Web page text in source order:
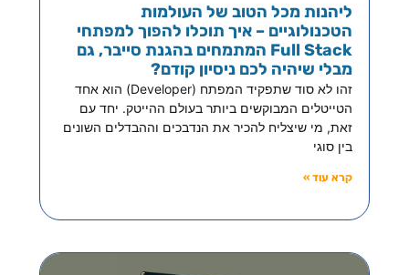
ליהנות מכל הטוב של העולמות
הטכנולוגיים – איך תוכלו להפוך למפתחי
Full Stack המתמחים בהגנת סייבר, גם
מבלי שיהיה לכם ניסיון קודם?
זהו לא סוד שתפקיד המפתח (Developer) הוא אחד
הטייטלים המבוקשים ביותר בעולם ההייטק. יחד עם
זאת, מי שיצליח להכיר את הנדבכים וההבדלים השונים
בין סוגי
קרא עוד »